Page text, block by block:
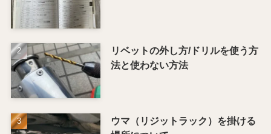
リベットの外し方/ドリルを使う方
法と使わない方法
ウマ（リジットラック）を掛ける